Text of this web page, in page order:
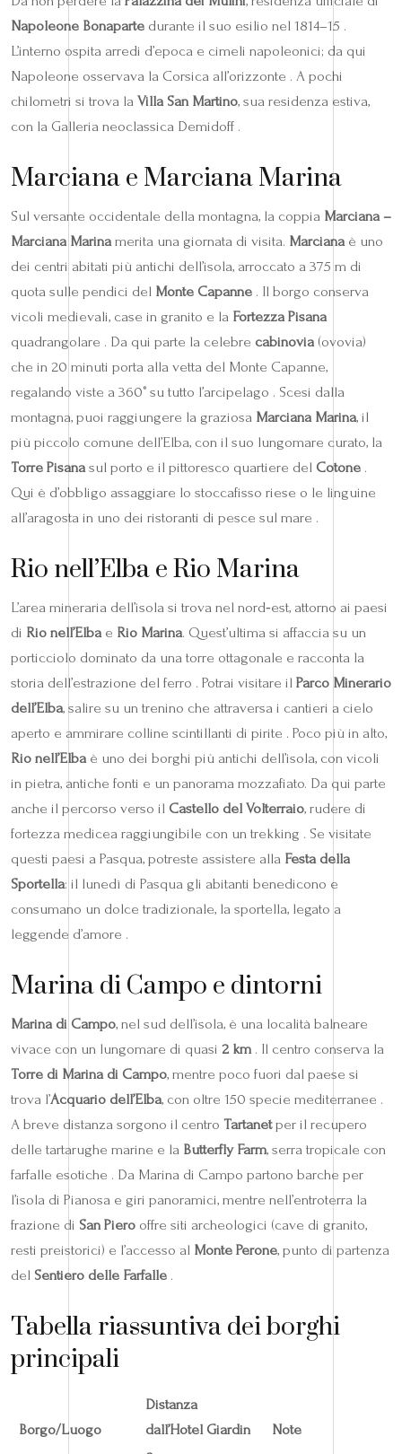
Napoleone Bonaparte durante il suo esilio nel 1814–15 .
L’interno ospita arredi d’epoca e cimeli napoleonici; da qui
Napoleone osservava la Corsica all’orizzonte . A pochi
chilometri si trova la Villa San Martino, sua residenza estiva,
con la Galleria neoclassica Demidoff .
Marciana e Marciana Marina
Sul versante occidentale della montagna, la coppia Marciana –
Marciana Marinamerita una giornata di visita. Marcianaè uno
dei centri abitati più antichi dell’isola, arroccato a 375 m di
quota sulle pendici del Monte Capanne . Il borgo conserva
vicoli medievali, case in granito e la Fortezza Pisana
quadrangolare . Da qui parte la celebre cabinovia(ovovia)
che in 20 minuti porta alla vetta del Monte Capanne,
regalando viste a 360° su tutto l’arcipelago . Scesi dalla
montagna, puoi raggiungere la graziosa Marciana Marina, il
più piccolo comune dell’Elba, con il suo lungomare curato, la
Torre Pisanasul porto e il pittoresco quartiere del Cotone .
Qui è d’obbligo assaggiare lo stoccafisso riese o le linguine
all’aragosta in uno dei ristoranti di pesce sul mare .
Rio nell’Elba e Rio Marina
L’area mineraria dell’isola si trova nel nord‑est, attorno ai paesi
di Rio nell’Elbae Rio Marina. Quest’ultima si affaccia su un
porticciolo dominato da una torre ottagonale e racconta la
storia dell’estrazione del ferro . Potrai visitare il Parco Minerario
dell’Elba, salire su un trenino che attraversa i cantieri a cielo
aperto e ammirare colline scintillanti di pirite . Poco più in alto,
Rio nell’Elbaè uno dei borghi più antichi dell’isola, con vicoli
in pietra, antiche fonti e un panorama mozzafiato. Da qui parte
anche il percorso verso il Castello del Volterraio, rudere di
fortezza medicea raggiungibile con un trekking . Se visitate
questi paesi a Pasqua, potreste assistere alla Festa della
Sportella: il lunedì di Pasqua gli abitanti benedicono e
consumano un dolce tradizionale, la sportella, legato a
leggende d’amore .
Marina di Campo e dintorni
Marina di Campo, nel sud dell’isola, è una località balneare
vivace con un lungomare di quasi 2 km . Il centro conserva la
Torre di Marina di Campo, mentre poco fuori dal paese si
trova l’Acquario dell’Elba, con oltre 150 specie mediterranee .
A breve distanza sorgono il centro Tartanetper il recupero
delle tartarughe marine e la Butterfly Farm, serra tropicale con
farfalle esotiche . Da Marina di Campo partono barche per
l’isola di Pianosa e giri panoramici, mentre nell’entroterra la
frazione di San Piero offre siti archeologici (cave di granito,
resti preistorici) e l’accesso al Monte Perone, punto di partenza
del Sentiero delle Farfalle .
Tabella riassuntiva dei borghi
principali
Borgo/Luogo
Distanza
dall’Hotel Giardin
Note